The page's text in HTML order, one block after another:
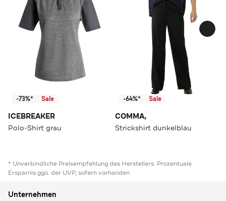
-73%* Sale
ICEBREAKER
Polo-Shirt grau
-64%* Sale
COMMA,
Strickshirt dunkelblau
* Unverbindliche Preisempfehlung des Herstellers. Prozentuale
Ersparnis ggü. der UVP, sofern vorhanden
Unternehmen